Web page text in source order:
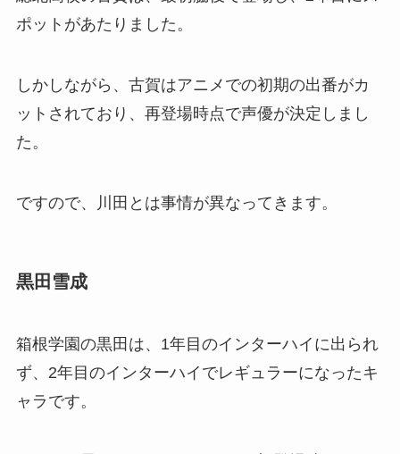
ポットがあたりました。
しかしながら、古賀はアニメでの初期の出番がカ
ットされており、再登場時点で声優が決定しまし
た。
ですので、川田とは事情が異なってきます。
黒田雪成
箱根学園の黒田は、1年目のインターハイに出られ
ず、2年目のインターハイでレギュラーになったキ
ャラです。